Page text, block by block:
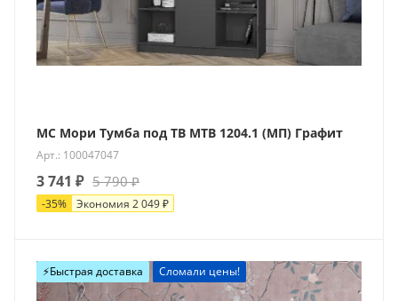
МС Мори Тумба под ТВ МТВ 1204.1 (МП) Графит
Арт.: 100047047
3 741 ₽ 5 790₽
-35% Экономия 2 049₽
⚡️Быстрая доставка Сломали цены!